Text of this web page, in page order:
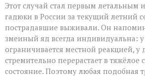
Этот случай стал первым летальным
гадюки в России за текущий летний
пострадавшие выживали. Он
змеиный яд всегда индивидуальна:
ограничивается местной реакцией, у
стремительно перерастает в тяжёлое
состояние. Поэтому любая подобная